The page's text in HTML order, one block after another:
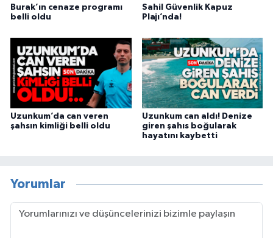
Burak’ın cenaze programı
belli oldu
Sahil Güvenlik Kapuz
Plajı’nda!
Uzunkum’da can veren
şahsın kimliği belli oldu
Uzunkum can aldı! Denize
giren şahıs boğularak
hayatını kaybetti
Yorumlar